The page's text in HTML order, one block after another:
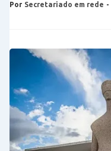
Por Secretariado em rede -